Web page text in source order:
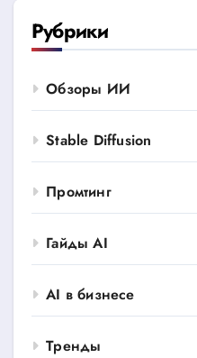
Рубрики
Обзоры ИИ
Stable Diffusion
Промтинг
Гайды AI
AI в бизнесе
Тренды